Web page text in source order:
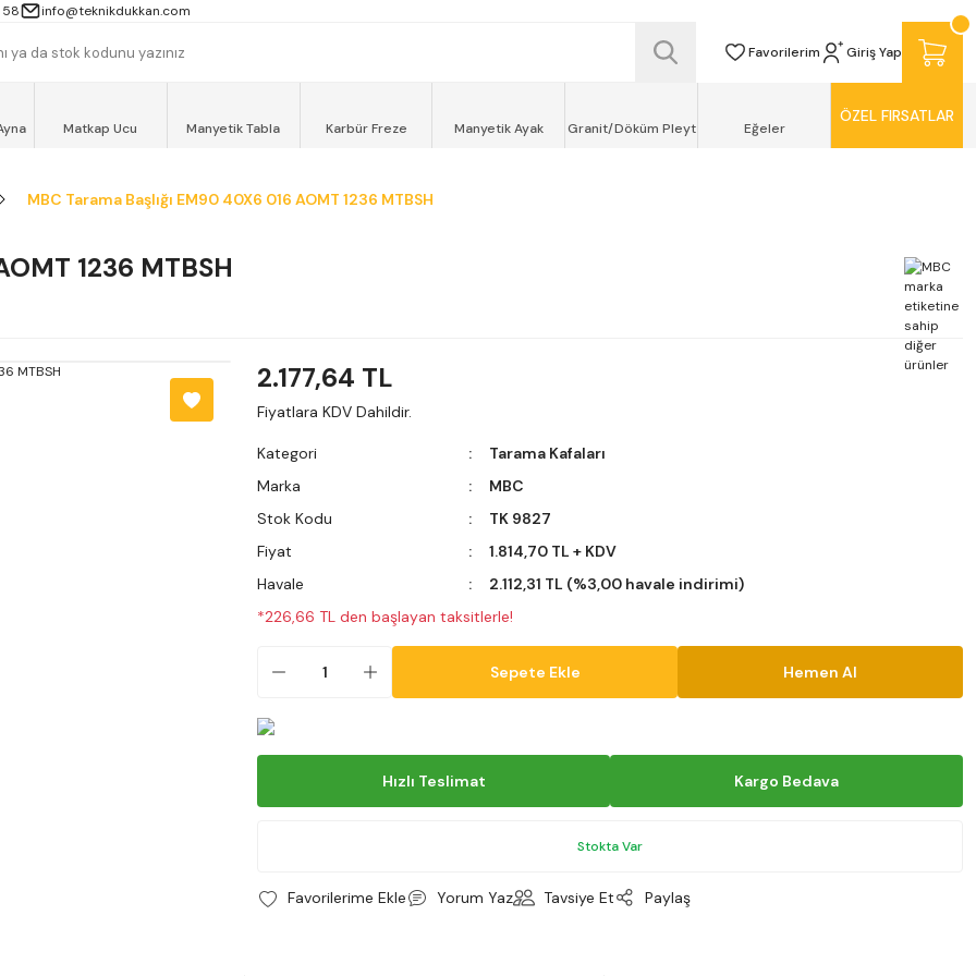
ve ÜZERİ ALIŞVERİŞLERİNİZ AYNI GÜN MOTOKURYE İLE ÜCRETSİZ TESLİMAT ŞEKLİNDE KAPINIZDA !
info@teknikdukkan.com
Favorilerim Giriş Yap
Matkap Ucu Manyetik Tabla Karbür Freze Manyetik Ayak Granit/Döküm Pleyt Eğeler
ÖZEL FIRSATLAR
MBC Tarama Başlığı EM90 40X6 016 AOMT 1236 MTBSH
1236 MTBSH
2.177,64 TL
Fiyatlara KDV Dahildir.
Kategori
Tarama Kafaları
Marka
MBC
Stok Kodu
TK 9827
Fiyat
1.814,70 TL + KDV
Havale
2.112,31 TL (%3,00 havale indirimi)
*226,66 TL den başlayan taksitlerle!
Sepete Ekle Hemen Al
Hızlı Teslimat Kargo Bedava
Stokta Var
Yorum Yaz Tavsiye Et Paylaş